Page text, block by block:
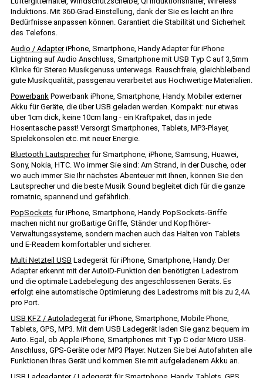
Induktions. Mit 360-Grad-Einstellung, dank der Sie es leicht an Ihre
Bedürfnisse anpassen können. Garantiert die Stabilität und Sicherheit
des Telefons.
Audio / AdapteriPhone, Smartphone, Handy Adapter für iPhone
Lightning auf Audio Anschluss, Smartphone mit USB Typ C auf 3,5mm
Klinke für Stereo Musikgenuss unterwegs. Rauschfreie, gleichbleibend
gute Musikqualität, passgenau verarbeitet aus Hochwertige Materialien.
Powerbank Powerbank iPhone, Smartphone, Handy. Mobiler externer
Akku für Geräte, die über USB geladen werden. Kompakt: nur etwas
über 1cm dick, keine 10cm lang - ein Kraftpaket, das in jede
Hosentasche passt! Versorgt Smartphones, Tablets, MP3-Player,
Spielekonsolen etc. mit neuer Energie.
Bluetooth Lautsprecherfür Smartphone, iPhone, Samsung, Huawei,
Sony, Nokia, HTC. Wo immer Sie sind: Am Strand, in der Dusche, oder
wo auch immer Sie Ihr nächstes Abenteuer mit Ihnen, können Sie den
Lautsprecher und die beste Musik Sound begleitet dich für die ganze
romatnic, spannend und gefährlich.
PopSockets für iPhone, Smartphone, Handy. PopSockets-Griffe
machen nicht nur großartige Griffe, Ständer und Kopfhörer-
Verwaltungssysteme, sondern machen auch das Halten von Tablets
und E-Readern komfortabler und sicherer.
Multi Netzteil USB Ladegerät für iPhone, Smartphone, Handy. Der
Adapter erkennt mit der AutoID-Funktion den benötigten Ladestrom
und die optimale Ladebelegung des angeschlossenen Geräts. Es
erfolgt eine automatische Optimierung des Ladestroms mit bis zu 2,4A
pro Port.
USB KFZ / Autoladegerät für iPhone, Smartphone, Mobile Phone,
Tablets, GPS, MP3. Mit dem USB Ladegerät laden Sie ganz bequem im
Auto. Egal, ob Apple iPhone, Smartphones mit Typ C oder Micro USB-
Anschluss, GPS-Geräte oder MP3 Player. Nutzen Sie bei Autofahrten alle
Funktionen Ihres Gerät und kommen Sie mit aufgeladenem Akku an.